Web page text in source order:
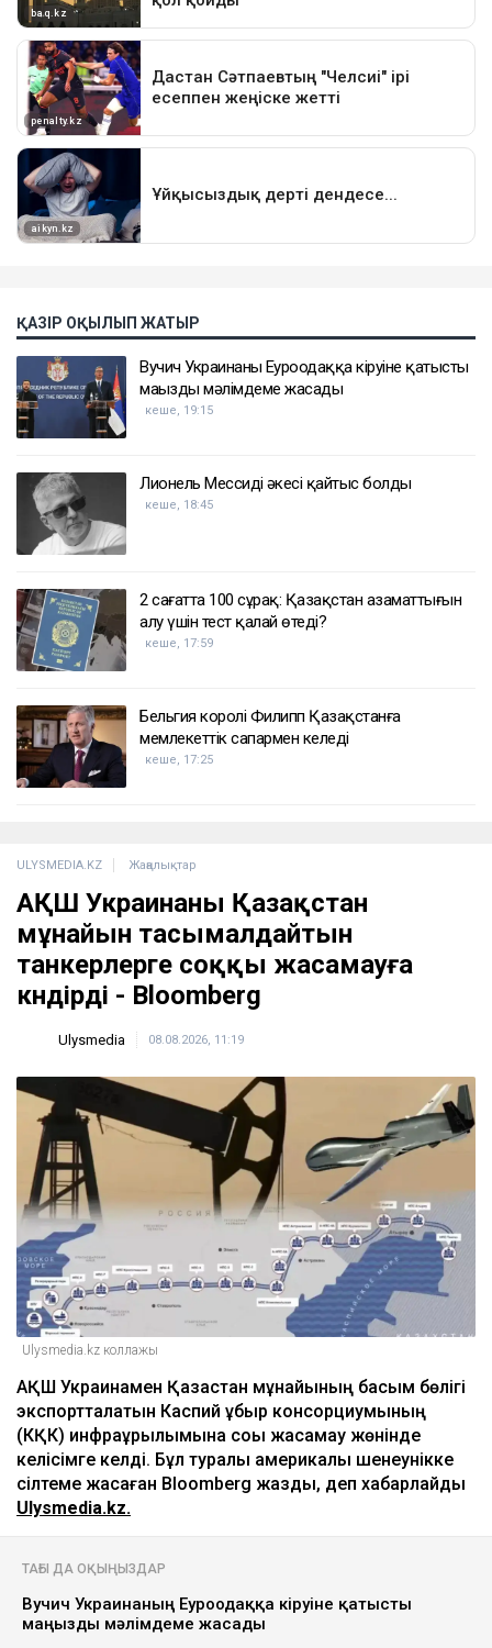
ҚАЗІР ОҚЫЛЫП ЖАТЫР
Вучич Украинаның Еуроодаққа кіруіне қатысты
маңызды мәлімдеме жасады
кеше, 19:15
Лионель Мессидің әкесі қайтыс болды
кеше, 18:45
2 сағатта 100 сұрақ: Қазақстан азаматтығын
алу үшін тест қалай өтеді?
кеше, 17:59
Бельгия королі Филипп Қазақстанға
мемлекеттік сапармен келеді
кеше, 17:25
ULYSMEDIA.KZ Жаңалықтар
АҚШ Украинаны Қазақстан
мұнайын тасымалдайтын
танкерлерге соққы жасамауға
көндірді - Bloomberg
Ulysmedia 08.08.2026, 11:19
Ulysmedia.kz коллажы
АҚШ Украинамен Қазақстан мұнайының басым бөлігі
экспортталатын Каспий құбыр консорциумының
(КҚК) инфрақұрылымына соққы жасамау жөнінде
келісімге келді. Бұл туралы америкалық шенеунікке
сілтеме жасаған Bloomberg жазды, деп хабарлайды
Ulysmedia.kz.
ТАҒЫ ДА ОҚЫҢЫЗДАР
Вучич Украинаның Еуроодаққа кіруіне қатысты
маңызды мәлімдеме жасады